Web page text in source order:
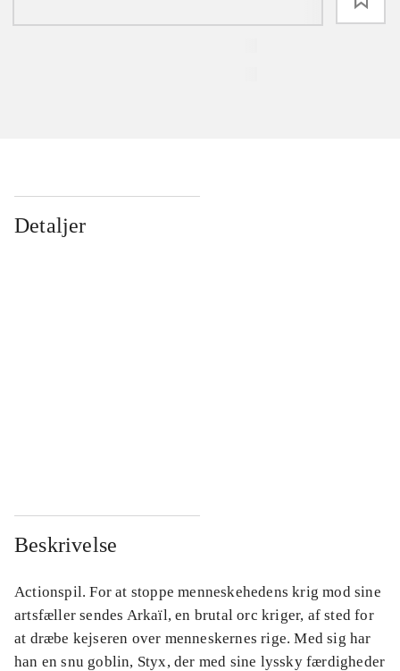
Detaljer
Beskrivelse
Actionspil. For at stoppe menneskehedens krig mod sine
artsfæller sendes Arkaïl, en brutal orc kriger, af sted for
at dræbe kejseren over menneskernes rige. Med sig har
han en snu goblin, Styx, der med sine lyssky færdigheder